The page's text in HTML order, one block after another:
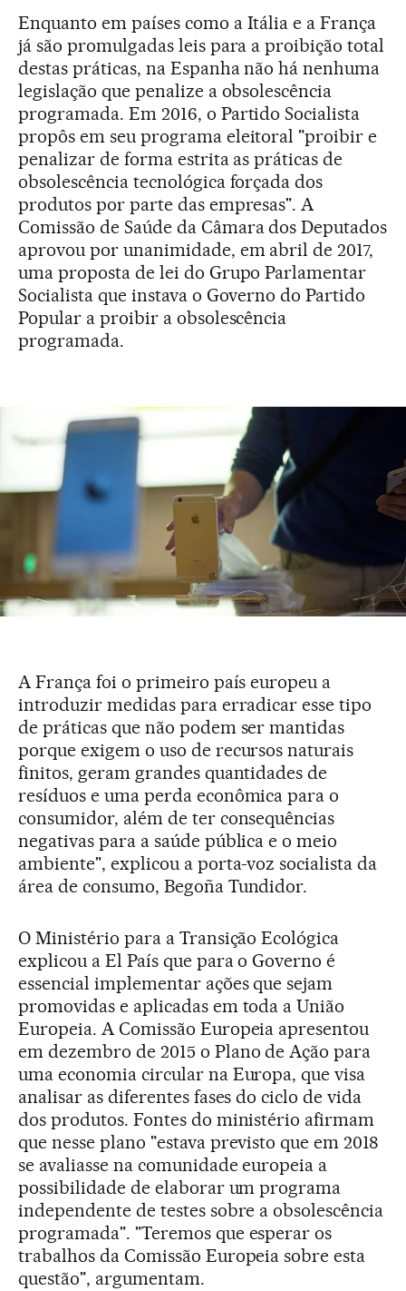
Enquanto em países como a Itália e a França
já são promulgadas leis para a proibição total
destas práticas, na Espanha não há nenhuma
legislação que penalize a obsolescência
programada. Em 2016, o Partido Socialista
propôs em seu programa eleitoral "proibir e
penalizar de forma estrita as práticas de
obsolescência tecnológica forçada dos
produtos por parte das empresas". A
Comissão de Saúde da Câmara dos Deputados
aprovou por unanimidade, em abril de 2017,
uma proposta de lei do Grupo Parlamentar
Socialista que instava o Governo do Partido
Popular a proibir a obsolescência
programada.
A França foi o primeiro país europeu a
introduzir medidas para erradicar esse tipo
de práticas que não podem ser mantidas
porque exigem o uso de recursos naturais
finitos, geram grandes quantidades de
resíduos e uma perda econômica para o
consumidor, além de ter consequências
negativas para a saúde pública e o meio
ambiente", explicou a porta-voz socialista da
área de consumo, Begoña Tundidor.
O Ministério para a Transição Ecológica
explicou a El País que para o Governo é
essencial implementar ações que sejam
promovidas e aplicadas em toda a União
Europeia. A Comissão Europeia apresentou
em dezembro de 2015 o Plano de Ação para
uma economia circular na Europa, que visa
analisar as diferentes fases do ciclo de vida
dos produtos. Fontes do ministério afirmam
que nesse plano "estava previsto que em 2018
se avaliasse na comunidade europeia a
possibilidade de elaborar um programa
independente de testes sobre a obsolescência
programada". "Teremos que esperar os
trabalhos da Comissão Europeia sobre esta
questão", argumentam.